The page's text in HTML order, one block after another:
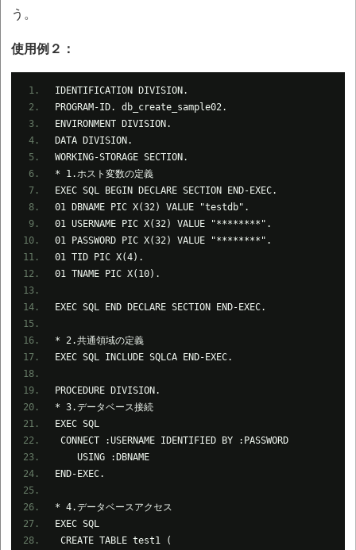
う。
使用例２：
IDENTIFICATION DIVISION.
PROGRAM-ID. db_create_sample02.
ENVIRONMENT DIVISION.
DATA DIVISION.
WORKING-STORAGE SECTION.
* 1.ホスト変数の定義
EXEC SQL BEGIN DECLARE SECTION END-EXEC.
01 DBNAME PIC X(32) VALUE "testdb".
01 USERNAME PIC X(32) VALUE "********".
01 PASSWORD PIC X(32) VALUE "********".
01 TID PIC X(4).
01 TNAME PIC X(10).
EXEC SQL END DECLARE SECTION END-EXEC.
* 2.共通領域の定義
EXEC SQL INCLUDE SQLCA END-EXEC.
PROCEDURE DIVISION.
* 3.データベース接続
EXEC SQL
CONNECT :USERNAME IDENTIFIED BY :PASSWORD
USING :DBNAME
END-EXEC.
* 4.データベースアクセス
EXEC SQL
CREATE TABLE test1 (